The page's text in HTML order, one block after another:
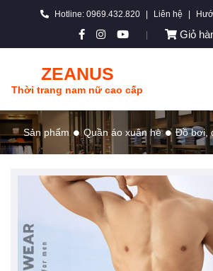
Hotline: 0969.432.820 Liên hệ
Giỏ
ZEANUS
Thời trang nam nữ cao cấp
Sản phẩm Quần áo xuân hè Đồ bơi,